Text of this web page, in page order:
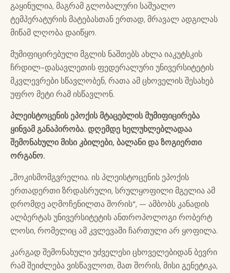
გაყინულია, მაგრამ გლობალური საშუალო
ტემპერატურის მატებასთან ერთად, მრავალ ადგილას
მიწამ ლღობა დაიწყო.
მუმიფიცირებული მგლის ნაშთებს ახლა იაკუტსკის
ჩრდილ-დასავლეთის ფედერალური უნივერსიტეტის
მკვლევრები სწავლობენ, რათა ამ ცხოველის შესახებ
უფრო მეტი რამ ისწავლონ.
პლეისტოცენის ეპოქის მტაცებლის მუმიფიცირება
ყინვამ განაპირობა. დღემდე ხელუხლებლადაა
შემონახული მისი კბილები, ბალანი და ზოგიერთი
ორგანო.
„შოკისმომგვრელია. ის პლეისტოცენის ეპოქის
ერთადერთი ზრდასრული, სრულყოფილი მგელია ამ
დრომდე აღმოჩენილთა შორის“, — ამბობს კანადის
ალბერტას უნივერსიტეტის ანთროპოლოგი რობერტ
ლოსი, რომელიც ამ კვლევაში ჩართული არ ყოფილა.
კარგად შემონახული უძველესი ცხოველებიდან ბევრი
რამ შეიძლება ვისწავლოთ, მათ შორის, მისი გენეტიკა,